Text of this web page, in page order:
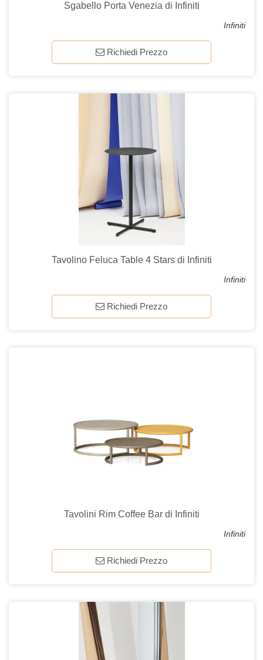
Sgabello Porta Venezia di Infiniti
Infiniti
Richiedi Prezzo
Tavolino Feluca Table 4 Stars di Infiniti
Infiniti
Richiedi Prezzo
Tavolini Rim Coffee Bar di Infiniti
Infiniti
Richiedi Prezzo